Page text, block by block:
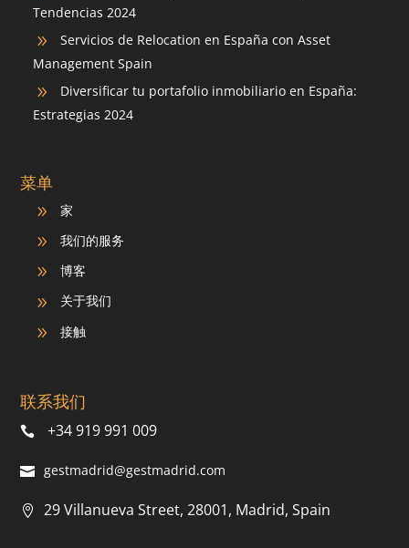
Tendencias 2024
9
Servicios de Relocation en España con Asset
Management Spain
9
Diversificar tu portafolio inmobiliario en España:
Estrategias 2024
菜单
9 家
9 我们的服务
9 博客
9 关于我们
9 接触
联系我们
+34 919 991 009
gestmadrid@gestmadrid.com
29 Villanueva Street, 28001, Madrid, Spain